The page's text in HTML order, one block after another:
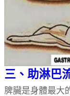
三、助淋巴
脾臟是身體最大